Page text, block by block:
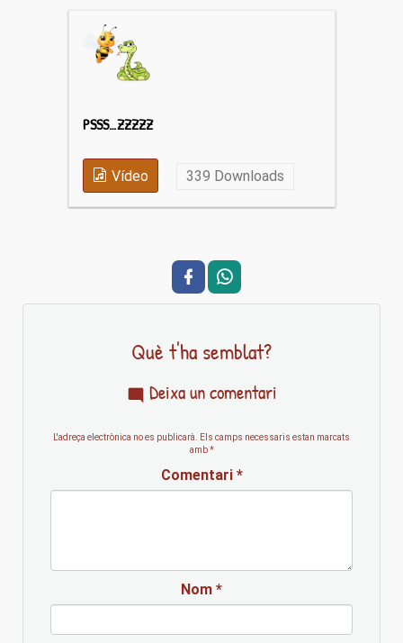
PSSS…ZZZZZ
Vídeo 339 Downloads
Què t'ha semblat?
Deixa un comentari
L'adreça electrònica no es publicarà.
Els camps necessaris estan marcats
amb*
Comentari *
Nom *